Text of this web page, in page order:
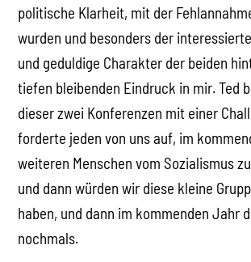
politische Klarheit, mit der
wurden und besonders der
und geduldige Charakter der beiden
tiefen bleibenden Eindruck in mir. Ted
dieser zwei Konferenzen mit einer
forderte jeden von uns auf, im
weiteren Menschen vom Sozialismus
und dann würden wir diese kleine
haben, und dann im kommenden Jahr
nochmals.